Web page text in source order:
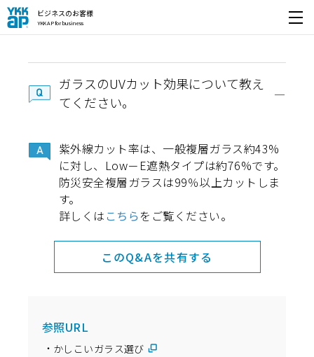
ビジネスのお客様
YKK AP for business 開く
ガラスのUVカット効果について教え
てください。
紫外線カット率は、一般複層ガラス約43%
に対し、Low－E遮熱タイプは約76%です。
防災安全複層ガラスは99％以上カットしま
す。
詳しくは こちらをご覧ください。
このQ&Aを共有する
参照URL
かしこいガラス選び